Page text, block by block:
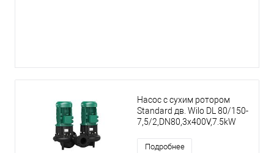
Насос с сухим ротором
Standard дв. Wilo DL 80/150-
7,5/2,DN80,3x400V,7.5kW
Подробнее